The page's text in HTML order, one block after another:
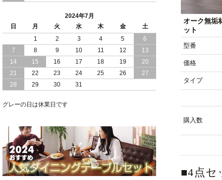
オーク無垢
ット
型番
価格
タイプ
購入数
■4点セ
畳 仕様 で 敷き布団 が使える 引き出し
収納 付き 大容量 チェスト ベッド 日本
製 ヘッドボードなし
2024/02/23
畳 の 床面 で 敷き布団 で 寝られる 引き
出し 収納庫 付 大容量 チェスト ベッド
日本製
し 収納庫 付き チェスト ベッド 日本製
2024年7月
日
月 火 水 木 金
土
1
2 3 4 5
6
7
8 9 10 11 12
13
14
15 16 17 18 19
20
21
22 23 24 25 26
27
28
29 30 31
グレーの日は休業日です